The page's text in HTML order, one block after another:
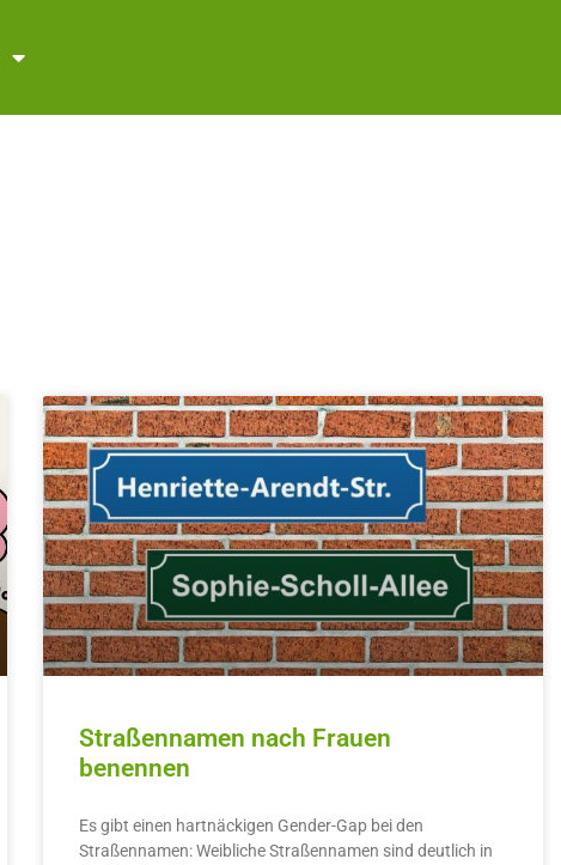
Straßennamen nach Frauen
benennen
Es gibt einen hartnäckigen Gender-Gap bei den
Straßennamen: Weibliche Straßennamen sind deutlich in